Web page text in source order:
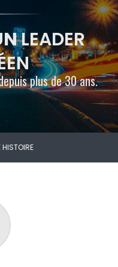
LEADER
plus de 30 ans.
HISTOIRE